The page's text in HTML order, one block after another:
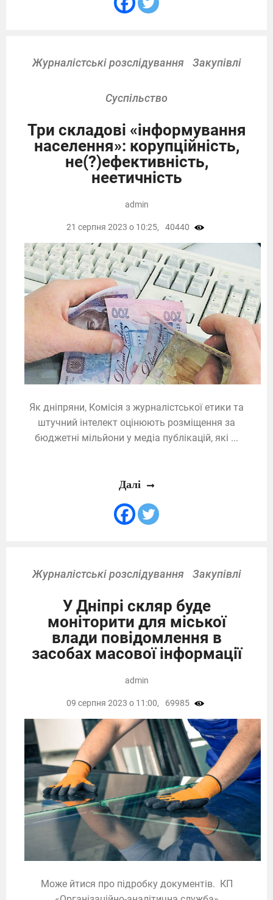
Журналістські розслідування Закупівлі
Суспільство
Три складові «інформування
населення»: корупційність,
не(?)ефективність,
неетичність
Як дніпряни, Комісія з журналістської етики та
штучний інтелект оцінюють розміщення за
бюджетні мільйони у медіа публікацій, які ...
admin
21 серпня 2023 о 10:25, 40440
Далі
Журналістські розслідування Закупівлі
У Дніпрі скляр буде
моніторити для міської
влади повідомлення в
засобах масової інформації
Може йтися про підробку документів. КП
admin
09 серпня 2023 о 11:00, 69985